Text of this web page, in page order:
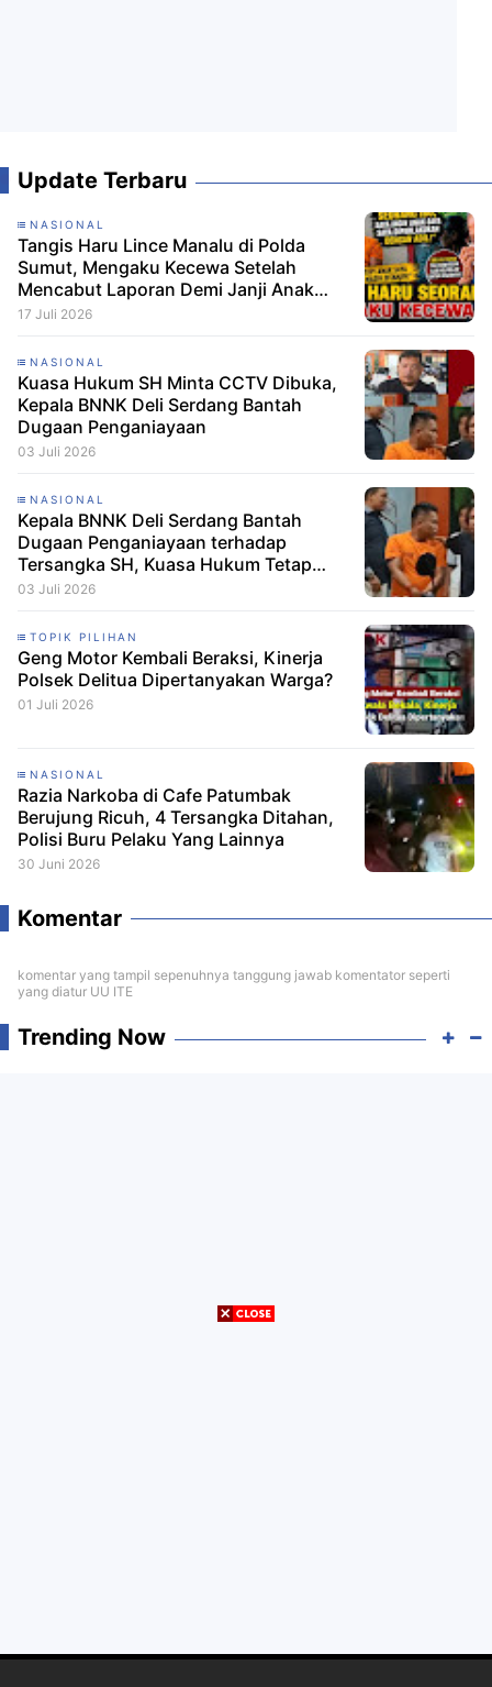
Update Terbaru
NASIONAL
Tangis Haru Lince Manalu di Polda
Sumut, Mengaku Kecewa Setelah
Mencabut Laporan Demi Janji Anak
Dibebaskan
17 Juli 2026
NASIONAL
Kuasa Hukum SH Minta CCTV Dibuka,
Kepala BNNK Deli Serdang Bantah
Dugaan Penganiayaan
03 Juli 2026
NASIONAL
Kepala BNNK Deli Serdang Bantah
Dugaan Penganiayaan terhadap
Tersangka SH, Kuasa Hukum Tetap
Minta CCTV Dibuka
03 Juli 2026
TOPIK PILIHAN
Geng Motor Kembali Beraksi, Kinerja
Polsek Delitua Dipertanyakan Warga?
01 Juli 2026
NASIONAL
Razia Narkoba di Cafe Patumbak
Berujung Ricuh, 4 Tersangka Ditahan,
Polisi Buru Pelaku Yang Lainnya
30 Juni 2026
Komentar
komentar yang tampil sepenuhnya tanggung jawab komentator seperti
yang diatur UU ITE
Trending Now